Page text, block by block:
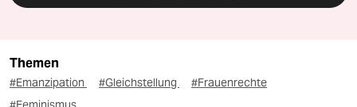
Themen
#Emanzipation #Gleichstellung
#Frauenrechte